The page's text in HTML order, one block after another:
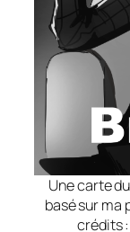
Une carte
basé sur ma
crédits